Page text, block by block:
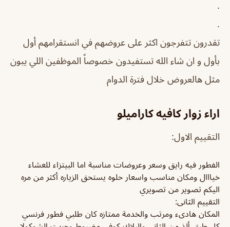
.
.
تقدرون تتفرجون اكثر على عروضهم في انستقرامهم أول
بأول و ان شاء الله تستفيدون خصوصاً الموظفين اللي يبون
مثل هالعروض خلال فترة الدوام
اراء زوار كافيه كاراميلو
التقييم الاول:
الفطور فيه رايق وسعر وعروضات مناسبة اما البيتزاء للعشاء
خيااال ومكان مناسب واسعار حلوه يستحق الزياره أكثر من مره
اليكم تصوير من تصويري
التقييم الثانى:
المكان هادىء ومرتب والخدمة ممتازه كان طلبي فطور فرنسي